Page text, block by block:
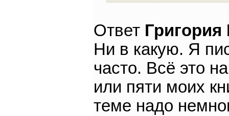
Ответ
Ни в какую. Я
часто. Всё это
или пяти моих
теме надо